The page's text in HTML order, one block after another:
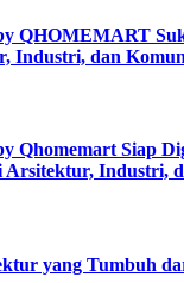
QHOMEMART
Industri, dan
Qhomemart Siap
Arsitektur, Industri,
yang Tumbuh